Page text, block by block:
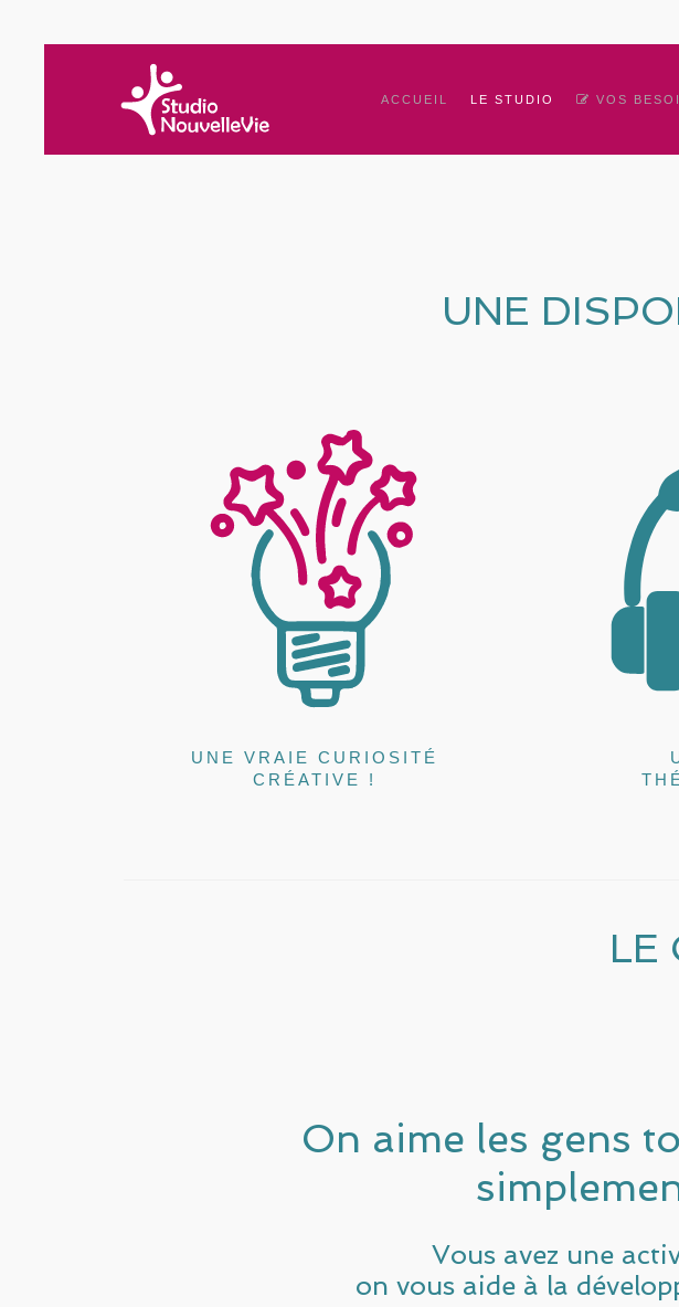
ACCUEIL LE STUDIO VOS
UNE
UNE VRAIE CURIOSITÉ
CRÉATIVE !
LE
On aime les gens
Vous avez une
on vous aide à la